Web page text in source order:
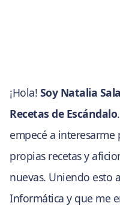
¡Hola! Soy Natalia
Recetas de Escándalo
empecé a
propias recetas y
nuevas. Uniendo esto
Informática y que me